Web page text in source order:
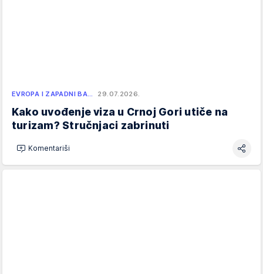
EVROPA I ZAPADNI BA… 29.07.2026.
Kako uvođenje viza u Crnoj Gori utiče na
turizam? Stručnjaci zabrinuti
Komentariši